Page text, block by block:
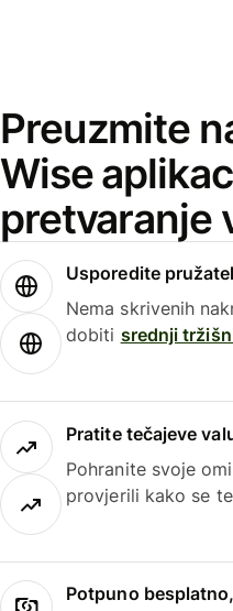
Preuzmite
Wise
pretvaranje
Usporedite
Nema skrivenih
dobiti srednji
Pratite tečajeve
Pohranite svoje
provjerili kako se
Potpuno